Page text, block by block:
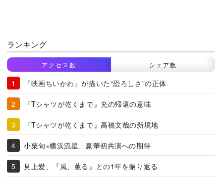
ランキング
アクセス数 シェア数
『映画ちいかわ』が描いた“恐ろしさ”の正体
『Tシャツが乾くまで』充の帰還の意味
『Tシャツが乾くまで』高橋文哉の新境地
小栗旬×横浜流星、豪華初共演への期待
見上愛、『風、薫る』との1年を振り返る